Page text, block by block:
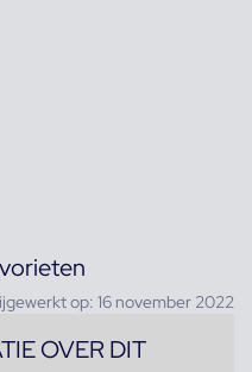
op: 16 november 2022
OVER DIT